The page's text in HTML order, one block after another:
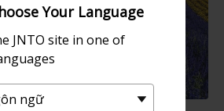
Your Language
JNTO site in one of